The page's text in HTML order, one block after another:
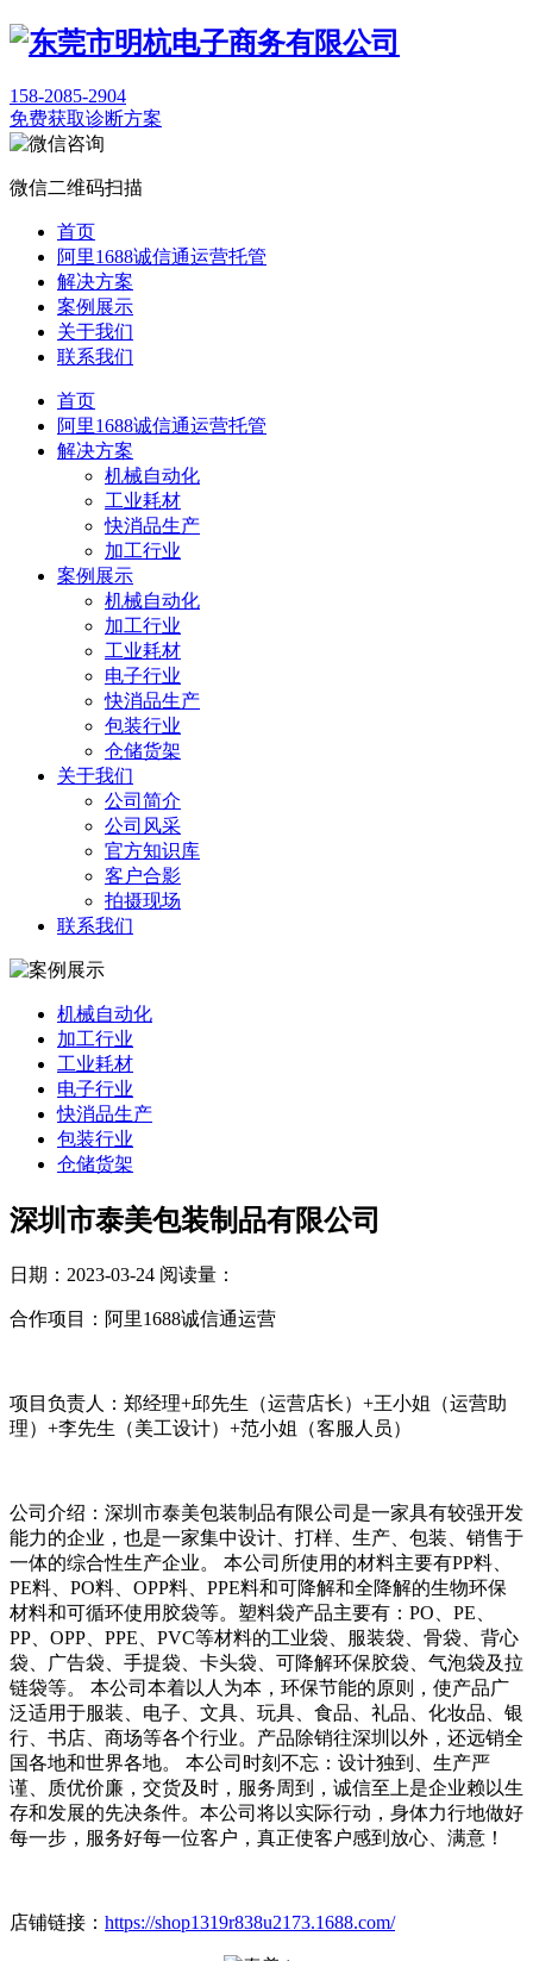
158-2085-2904
免费获取诊断方案
微信二维码扫描
首页
阿里1688诚信通运营托管
解决方案
案例展示
关于我们
联系我们
首页
阿里1688诚信通运营托管
解决方案
机械自动化
工业耗材
快消品生产
加工行业
案例展示
机械自动化
加工行业
工业耗材
电子行业
快消品生产
包装行业
仓储货架
关于我们
公司简介
公司风采
官方知识库
客户合影
拍摄现场
联系我们
机械自动化
加工行业
工业耗材
电子行业
快消品生产
包装行业
仓储货架
深圳市泰美包装制品有限公司
日期：2023-03-24 阅读量：
合作项目：阿里1688诚信通运营
项目负责人：郑经理+邱先生（运营店长）+王小姐（运营助
理）+李先生（美工设计）+范小姐（客服人员）
公司介绍：深圳市泰美包装制品有限公司是一家具有较强开发
能力的企业，也是一家集中设计、打样、生产、包装、销售于
一体的综合性生产企业。 本公司所使用的材料主要有PP料、
PE料、PO料、OPP料、PPE料和可降解和全降解的生物环保
材料和可循环使用胶袋等。塑料袋产品主要有：PO、PE、
PP、OPP、PPE、PVC等材料的工业袋、服装袋、骨袋、背心
袋、广告袋、手提袋、卡头袋、可降解环保胶袋、气泡袋及拉
链袋等。 本公司本着以人为本，环保节能的原则，使产品广
泛适用于服装、电子、文具、玩具、食品、礼品、化妆品、银
行、书店、商场等各个行业。产品除销往深圳以外，还远销全
国各地和世界各地。 本公司时刻不忘：设计独到、生产严
谨、质优价廉，交货及时，服务周到，诚信至上是企业赖以生
存和发展的先决条件。本公司将以实际行动，身体力行地做好
每一步，服务好每一位客户，真正使客户感到放心、满意！
店铺链接： https://shop1319r838u2173.1688.com/